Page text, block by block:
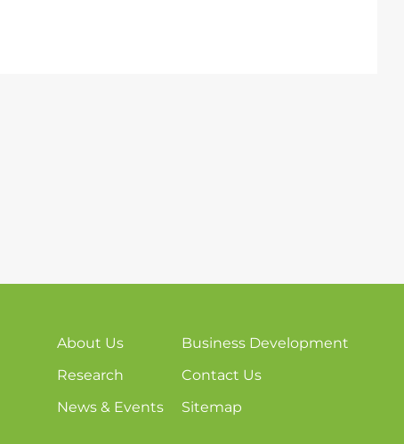
About Us
Research
News & Events
Business Development
Contact Us
Sitemap